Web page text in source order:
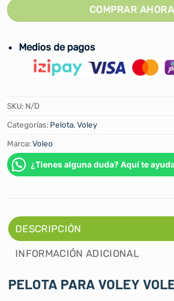
COMPRAR AHORA
Medios de pagos
SKU: N/D
Categorías: Pelota,Voley
Marca:Voleo
¿Tienes alguna duda? Aquí te
DESCRIPCIÓN
INFORMACIÓN ADICIONAL
PELOTA PARA VOLEY